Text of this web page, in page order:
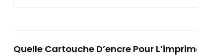
Quelle Cartouche D’encre Pour